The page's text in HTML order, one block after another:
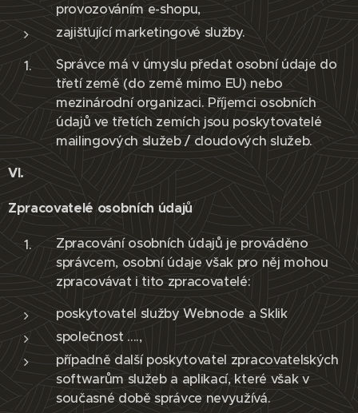
provozováním e-shopu,
zajišťující marketingové služby.
Správce má v úmyslu předat osobní údaje do
třetí země (do země mimo EU) nebo
mezinárodní organizaci. Příjemci osobních
údajů ve třetích zemích jsou poskytovatelé
mailingových služeb / cloudových služeb.
VI.
Zpracovatelé osobních údajů
Zpracování osobních údajů je prováděno
správcem, osobní údaje však pro něj mohou
zpracovávat i tito zpracovatelé:
poskytovatel služby Webnode a Sklik
společnost ....,
případně další poskytovatel zpracovatelských
softwarům služeb a aplikací, které však v
současné době správce nevyužívá.